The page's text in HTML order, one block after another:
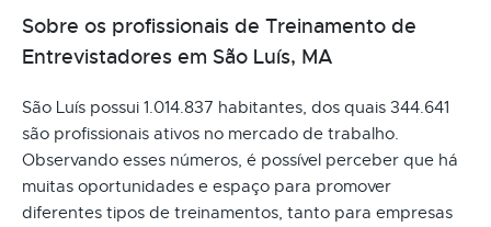
Sobre os profissionais de Treinamento de
Entrevistadores em São Luís, MA
São Luís possui 1.014.837 habitantes, dos quais 344.641
são profissionais ativos no mercado de trabalho.
Observando esses números, é possível perceber que há
muitas oportunidades e espaço para promover
diferentes tipos de treinamentos, tanto para empresas